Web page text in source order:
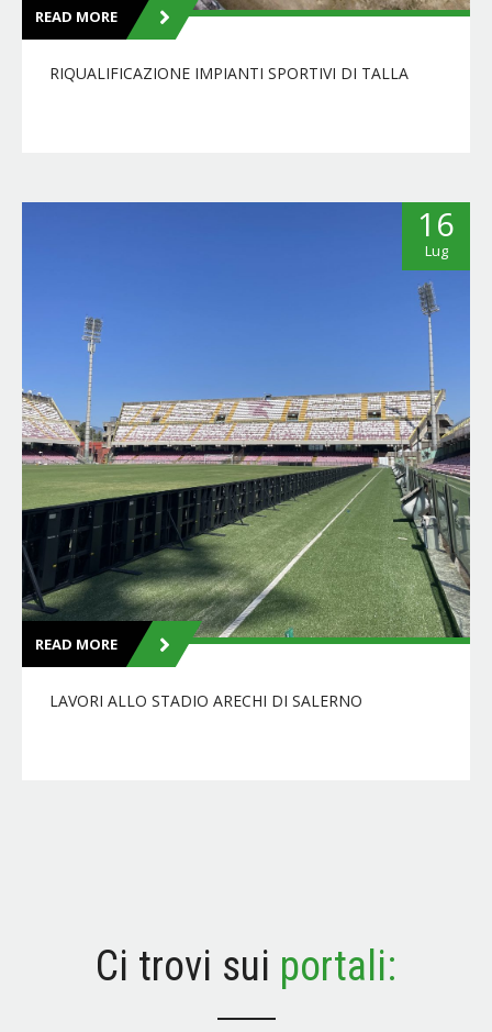
READ MORE
RIQUALIFICAZIONE IMPIANTI SPORTIVI DI TALLA
16
Lug
READ MORE
LAVORI ALLO STADIO ARECHI DI SALERNO
Ci trovi sui portali: